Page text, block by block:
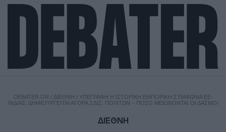
DEBATER.GR / ΔΙΕΘΝΗ / ΥΠΕΓΡΆΦΗ Η ΙΣΤΟΡΙΚΉ ΕΜΠΟΡΙΚΉ ΣΥΜΦΩΝΊΑ ΕΕ-
ΙΝΔΊΑΣ: ΔΗΜΙΟΥΡΓΕΊΤΑΙ ΑΓΟΡΆ 2 ΔΙΣ. ΠΟΛΙΤΏΝ – ΠΌΣΟ ΜΕΙΏΝΟΝΤΑΙ ΟΙ ΔΑΣΜΟΊ
ΔΙΕΘΝΗ